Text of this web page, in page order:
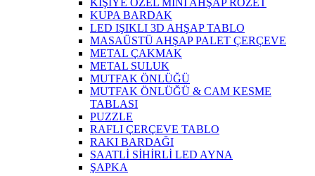
KİŞİYE ÖZEL MİNİ AHŞAP ROZET
KUPA BARDAK
LED IŞIKLI 3D AHŞAP TABLO
MASAÜSTÜ AHŞAP PALET ÇERÇEVE
METAL ÇAKMAK
METAL SULUK
MUTFAK ÖNLÜĞÜ
MUTFAK ÖNLÜĞÜ & CAM KESME
TABLASI
PUZZLE
RAFLI ÇERÇEVE TABLO
RAKI BARDAĞI
SAATLİ SİHİRLİ LED AYNA
ŞAPKA